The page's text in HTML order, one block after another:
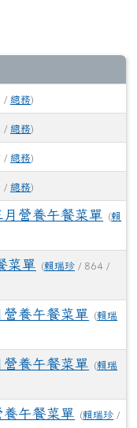
/ 總務)
/ 總務)
/ 總務)
/ 總務)
營養午餐菜單 (賴
菜單 (賴瑞珍 / 864 /
養午餐菜單 (賴瑞
養午餐菜單 (賴瑞
午餐菜單 (賴瑞珍 /